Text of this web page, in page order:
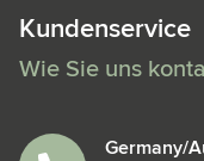
Kundenservice
Wie Sie uns
Germany/